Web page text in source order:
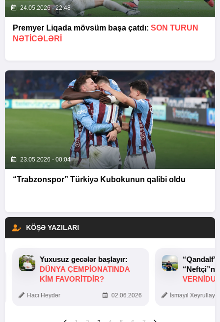
24.05.2026 - 22:48
Premyer Liqada mövsüm başa çatdı: SON TURUN
NƏTİCƏLƏRİ
23.05.2026 - 00:04
“Trabzonspor” Türkiyə Kubokunun qalibi oldu
KÖŞƏ YAZILARI
Yuxusuz gecələr başlayır:
DÜNYA ÇEMPIONATINDA
KIM FAVORITDIR?
Hacı Heydər 02.06.2026 İsmayıl